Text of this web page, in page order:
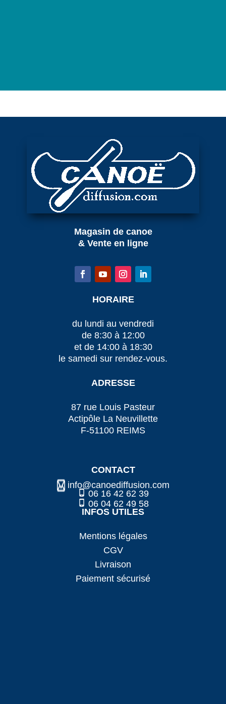
Magasin de canoe
& Vente en ligne
HORAIRE
du lundi au vendredi
de 8:30 à 12:00
et de 14:00 à 18:30
le samedi sur rendez-vous.
ADRESSE
87 rue Louis Pasteur
Actipôle La Neuvillette
F-51100 REIMS
CONTACT
06 16 42 62 39
06 04 62 49 58
info@canoediffusion.com
INFOS UTILES
Mentions légales
CGV
Livraison
Paiement sécurisé